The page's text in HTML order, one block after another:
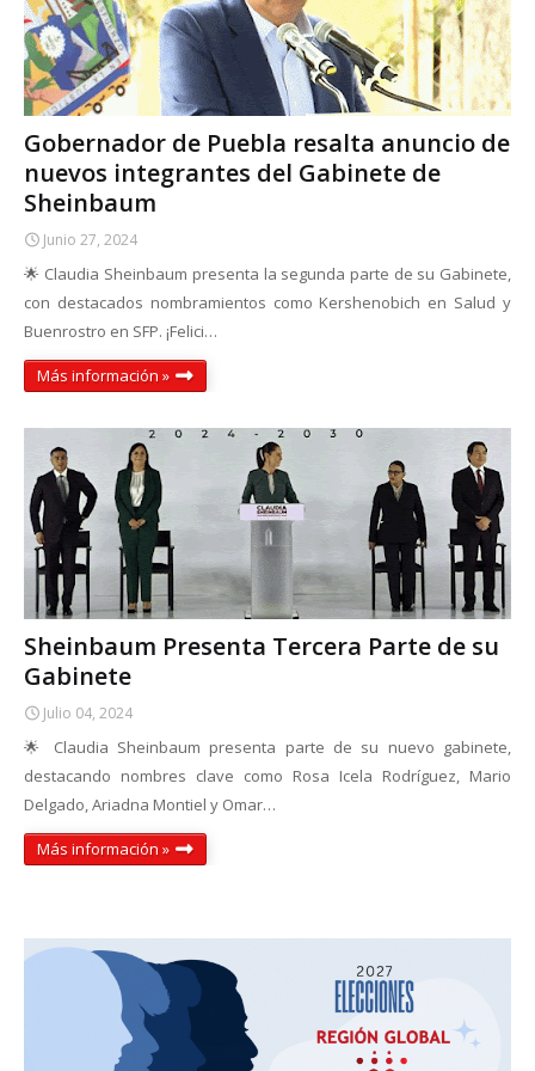
Gobernador de Puebla resalta anuncio de
nuevos integrantes del Gabinete de
Sheinbaum
Junio 27, 2024
🌟 Claudia Sheinbaum presenta la segunda parte de su Gabinete,
con destacados nombramientos como Kershenobich en Salud y
Buenrostro en SFP. ¡Felici…
Más información »
Sheinbaum Presenta Tercera Parte de su
Gabinete
Julio 04, 2024
🌟 Claudia Sheinbaum presenta parte de su nuevo gabinete,
destacando nombres clave como Rosa Icela Rodríguez, Mario
Delgado, Ariadna Montiel y Omar…
Más información »